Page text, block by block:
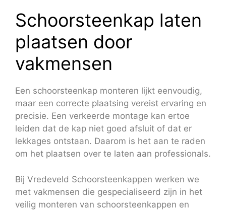
Schoorsteenkap laten
plaatsen door
vakmensen
Een schoorsteenkap monteren lijkt eenvoudig,
maar een correcte plaatsing vereist ervaring en
precisie. Een verkeerde montage kan ertoe
leiden dat de kap niet goed afsluit of dat er
lekkages ontstaan. Daarom is het aan te raden
om het plaatsen over te laten aan professionals.
Bij Vredeveld Schoorsteenkappen werken we
met vakmensen die gespecialiseerd zijn in het
veilig monteren van schoorsteenkappen en